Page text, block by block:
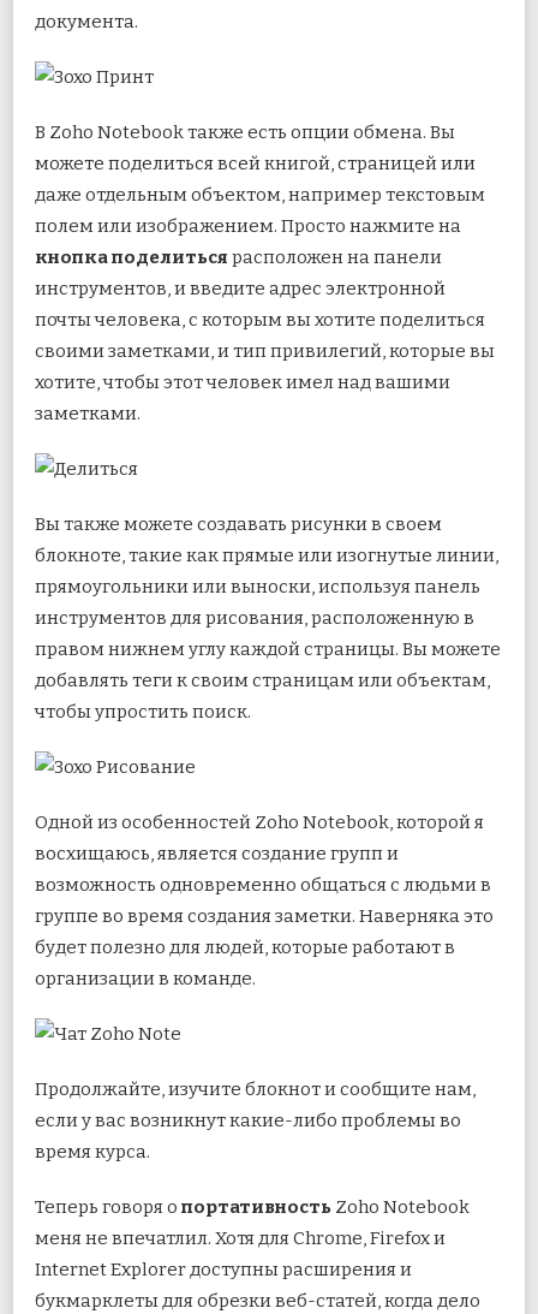
документа.
В Zoho Notebook также есть опции обмена. Вы
можете поделиться всей книгой, страницей или
даже отдельным объектом, например текстовым
полем или изображением. Просто нажмите на
кнопка поделиться расположен на панели
инструментов, и введите адрес электронной
почты человека, с которым вы хотите поделиться
своими заметками, и тип привилегий, которые вы
хотите, чтобы этот человек имел над вашими
заметками.
Вы также можете создавать рисунки в своем
блокноте, такие как прямые или изогнутые линии,
прямоугольники или выноски, используя панель
инструментов для рисования, расположенную в
правом нижнем углу каждой страницы. Вы можете
добавлять теги к своим страницам или объектам,
чтобы упростить поиск.
Одной из особенностей Zoho Notebook, которой я
восхищаюсь, является создание групп и
возможность одновременно общаться с людьми в
группе во время создания заметки. Наверняка это
будет полезно для людей, которые работают в
организации в команде.
Продолжайте, изучите блокнот и сообщите нам,
если у вас возникнут какие-либо проблемы во
время курса.
Теперь говоря о портативность Zoho Notebook
меня не впечатлил. Хотя для Chrome, Firefox и
Internet Explorer доступны расширения и
букмарклеты для обрезки веб-статей, когда дело